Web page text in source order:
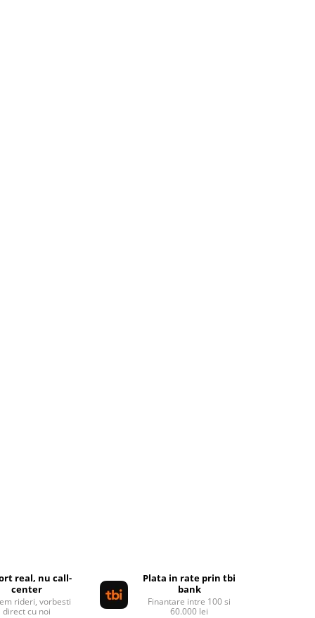
real, nu call-
center
rideri, vorbesti
direct cu noi
Plata in rate prin tbi
bank
Finantare intre 100 si
60.000 lei